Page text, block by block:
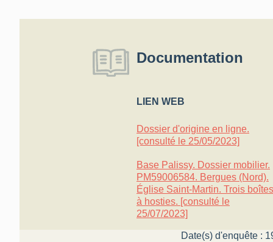
Documentation
LIEN WEB
Dossier d'origine en ligne.
[consulté le 25/05/2023]
Base Palissy. Dossier mobilier.
PM59006584. Bergues (Nord).
Église Saint-Martin. Trois boîtes
à hosties. [consulté le
25/07/2023]
Date(s) d'enquête :